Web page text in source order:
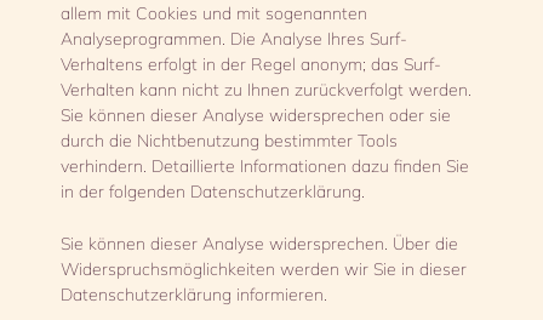
allem mit Cookies und mit sogenannten
Analyseprogrammen. Die Analyse Ihres Surf-
Verhaltens erfolgt in der Regel anonym; das Surf-
Verhalten kann nicht zu Ihnen zurückverfolgt werden.
Sie können dieser Analyse widersprechen oder sie
durch die Nichtbenutzung bestimmter Tools
verhindern. Detaillierte Informationen dazu finden Sie
in der folgenden Datenschutzerklärung.
Sie können dieser Analyse widersprechen. Über die
Widerspruchsmöglichkeiten werden wir Sie in dieser
Datenschutzerklärung informieren.